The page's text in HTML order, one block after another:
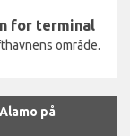
for terminal
område.
på